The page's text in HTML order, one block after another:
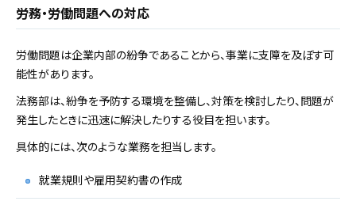
労務・労働問題への対応
労働問題は企業内部の紛争であることから、事業に支障を及ぼす可
能性があります。
法務部は、紛争を予防する環境を整備し、対策を検討したり、問題が
発生したときに迅速に解決したりする役目を担います。
具体的には、次のような業務を担当します。
就業規則や雇用契約書の作成